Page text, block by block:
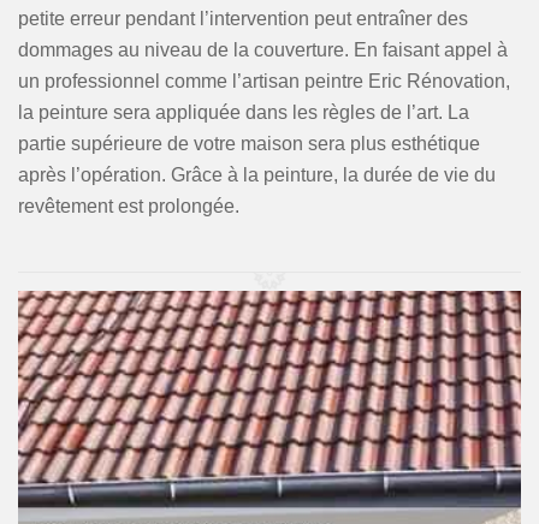
petite erreur pendant l’intervention peut entraîner des
dommages au niveau de la couverture. En faisant appel à
un professionnel comme l’artisan peintre Eric Rénovation,
la peinture sera appliquée dans les règles de l’art. La
partie supérieure de votre maison sera plus esthétique
après l’opération. Grâce à la peinture, la durée de vie du
revêtement est prolongée.